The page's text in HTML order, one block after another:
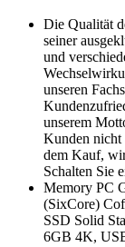
Die Qualität
seiner
und
unseren
unserem
Kunden nicht
dem Kauf,
Schalten Sie
Memory PC
(SixCore)
SSD Solid
6GB 4K,